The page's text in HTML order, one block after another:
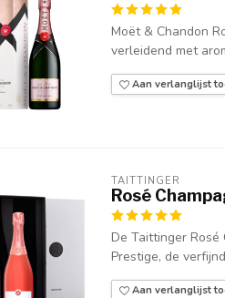
Moët & Chandon
verleidend met
Aan verlanglijst
TAITTINGER
Rosé
De Taittinger
Prestige, de
Aan verlanglijst